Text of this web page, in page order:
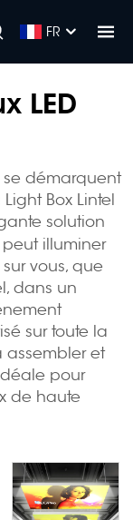
FR
LED
se démarquent
Box Lintel
solution
peut illuminer
vous, que
dans un
sur toute la
assembler et
pour
de haute